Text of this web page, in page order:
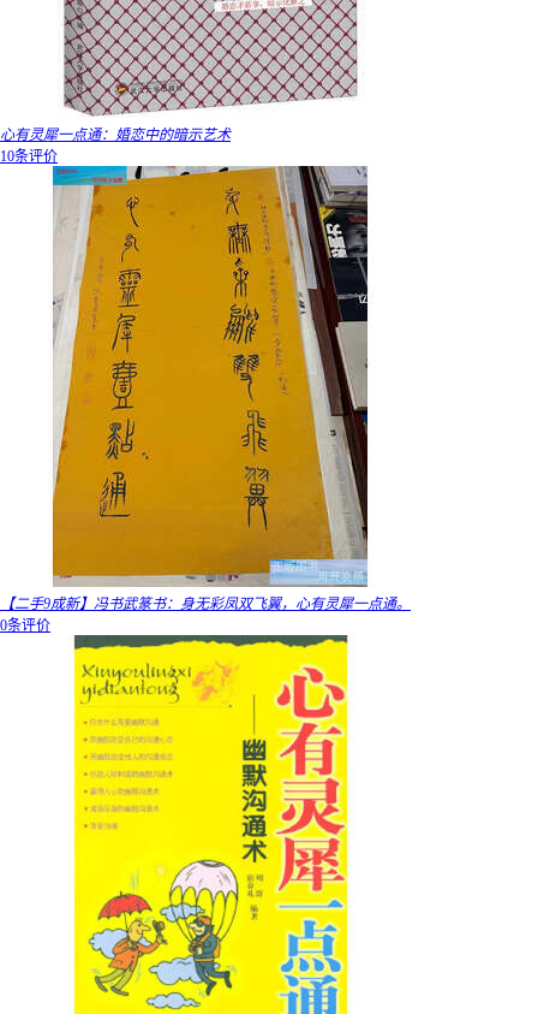
心有灵犀一点通：婚恋中的暗示艺术
10条评价
【二手9成新】冯书武篆书：身无彩凤双飞翼，心有灵犀一点通。
0条评价